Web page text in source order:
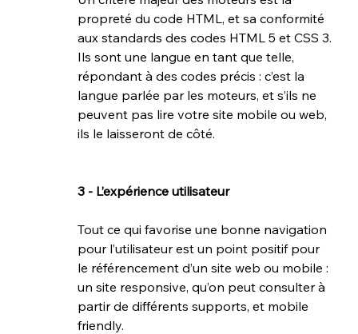
propreté du code HTML, et sa conformité
aux standards des codes HTML 5 et CSS 3.
Ils sont une langue en tant que telle,
répondant à des codes précis : c’est la
langue parlée par les moteurs, et s’ils ne
peuvent pas lire votre site mobile ou web,
ils le laisseront de côté.
3 - L’expérience utilisateur
Tout ce qui favorise une bonne navigation
pour l’utilisateur est un point positif pour
le référencement d’un site web ou mobile :
un site responsive, qu’on peut consulter à
partir de différents supports, et mobile
friendly.